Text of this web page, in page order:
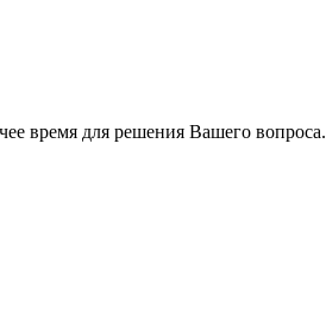
время для решения Вашего вопроса.